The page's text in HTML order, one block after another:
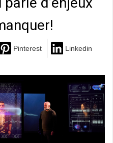
Pinterest Linkedin